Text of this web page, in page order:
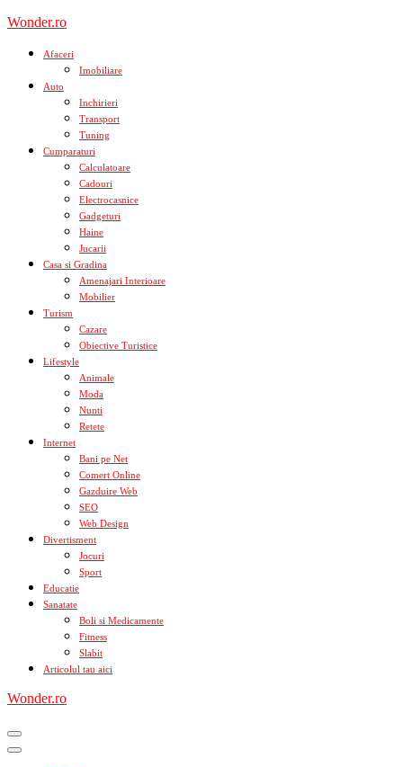
Skip
content
Wonder.ro
Afaceri
Imobiliare
Auto
Inchirieri
Transport
Tuning
Cumparaturi
Calculatoare
Cadouri
Electrocasnice
Gadgeturi
Haine
Jucarii
Casa si Gradina
Amenajari Interioare
Mobilier
Turism
Cazare
Obiective Turistice
Lifestyle
Animale
Moda
Nunti
Retete
Internet
Bani pe Net
Comert Online
Gazduire Web
SEO
Web Design
Divertisment
Jocuri
Sport
Educatie
Sanatate
Boli si Medicamente
Fitness
Slabit
Articolul tau aici
Wonder.ro